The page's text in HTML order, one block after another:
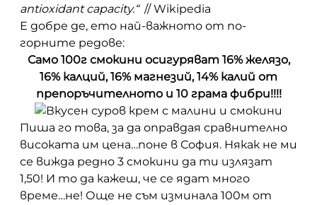
antioxidant capacity.“ // Wikipedia
Е добре де, ето най-важното от по-
горните редове:
Само 100г смокини осигуряват 16% желязо,
16% калций, 16% магнезий, 14% калий от
препоръчителното и 10 грама фибри!!!!
Пиша го това, за да оправдая сравнително
високата им цена…поне в София. Някак не ми
се вижда редно 3 смокини да ти излязат
1,50! И то да кажеш, че се ядат много
време…не! Още не съм изминала 100м от